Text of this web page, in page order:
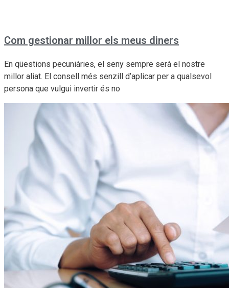
Com gestionar millor els meus diners
En qüestions pecuniàries, el seny sempre serà el nostre
millor aliat. El consell més senzill d’aplicar per a qualsevol
persona que vulgui invertir és no